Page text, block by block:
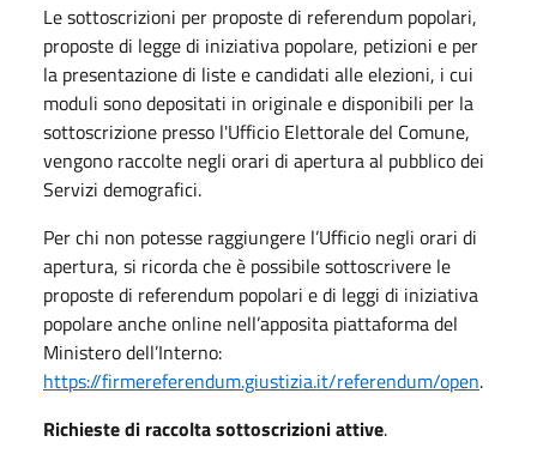
Le sottoscrizioni per proposte di referendum popolari,
proposte di legge di iniziativa popolare, petizioni e per
la presentazione di liste e candidati alle elezioni, i cui
moduli sono depositati in originale e disponibili per la
sottoscrizione presso l'Ufficio Elettorale del Comune,
vengono raccolte negli orari di apertura al pubblico dei
Servizi demografici.
Per chi non potesse raggiungere l’Ufficio negli orari di
apertura, si ricorda che è possibile sottoscrivere le
proposte di referendum popolari e di leggi di iniziativa
popolare anche online nell’apposita piattaforma del
Ministero dell’Interno:
https://firmereferendum.giustizia.it/referendum/open.
Richieste di raccolta sottoscrizioni attive.